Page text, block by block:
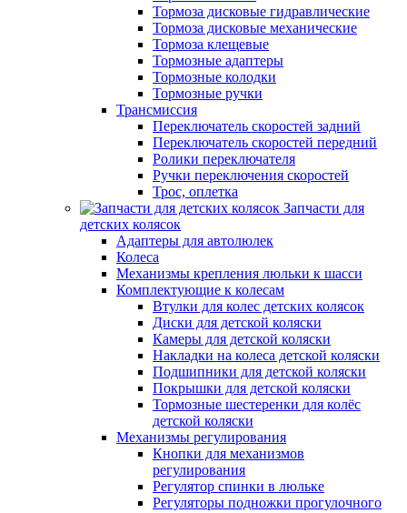
Тормоза дисковые гидравлические
Тормоза дисковые механические
Тормоза клещевые
Тормозные адаптеры
Тормозные колодки
Тормозные ручки
Трансмиссия
Переключатель скоростей задний
Переключатель скоростей передний
Ролики переключателя
Ручки переключения скоростей
Трос, оплетка
Запчасти для
детских колясок
Адаптеры для автолюлек
Колеса
Механизмы крепления люльки к шасси
Комплектующие к колесам
Втулки для колес детских колясок
Диски для детской коляски
Камеры для детской коляски
Накладки на колеса детской коляски
Подшипники для детской коляски
Покрышки для детской коляски
Тормозные шестеренки для колёс
детской коляски
Механизмы регулирования
Кнопки для механизмов
регулирования
Регулятор спинки в люльке
Регуляторы подножки прогулочного